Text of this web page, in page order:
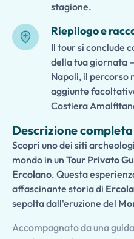
stagione.
Riepilogo e
Il tour si conclude
della tua giornata
Napoli, il percorso
aggiunte
Costiera
Descrizione completa
Scopri uno dei siti
mondo in un Tour Privato
Ercolano. Questa
affascinante storia di
sepolta dall'eruzione del
Accompagnato da una